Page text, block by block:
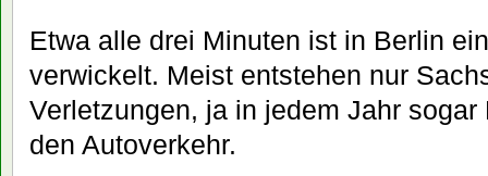
Etwa alle drei Minuten ist in Berlin
verwickelt. Meist entstehen nur
Verletzungen, ja in jedem Jahr sogar
den Autoverkehr.